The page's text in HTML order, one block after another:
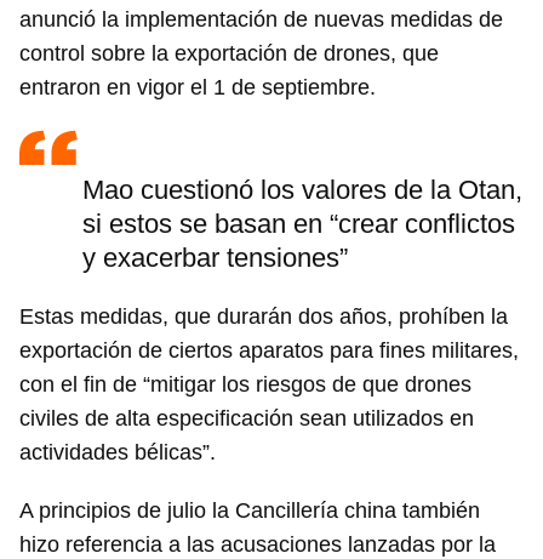
anunció la implementación de nuevas medidas de
control sobre la exportación de drones, que
entraron en vigor el 1 de septiembre.
Mao cuestionó los valores de la Otan,
si estos se basan en “crear conflictos
y exacerbar tensiones”
Estas medidas, que durarán dos años, prohíben la
exportación de ciertos aparatos para fines militares,
con el fin de “mitigar los riesgos de que drones
civiles de alta especificación sean utilizados en
actividades bélicas”.
A principios de julio la Cancillería china también
hizo referencia a las acusaciones lanzadas por la